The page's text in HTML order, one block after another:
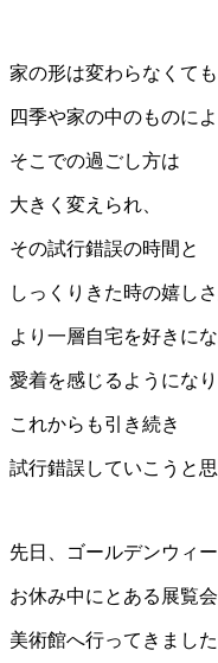
家の形は変わらなくても
四季や家の中のものに
そこでの過ごし方は
大きく変えられ、
その試行錯誤の時間と
しっくりきた時の嬉し
より一層自宅を好きに
愛着を感じるようになり
これからも引き続き
試行錯誤していこうと思
先日、ゴールデンウィ
お休み中にとある展覧
美術館へ行ってきました